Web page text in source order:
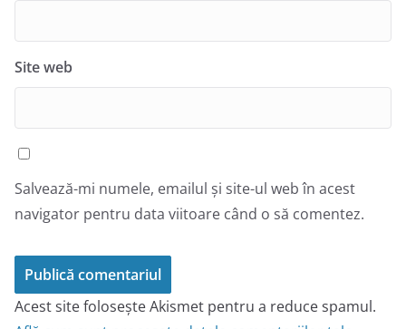
Site web
Salvează-mi numele, emailul și site-ul web în acest
navigator pentru data viitoare când o să comentez.
Acest site folosește Akismet pentru a reduce spamul.